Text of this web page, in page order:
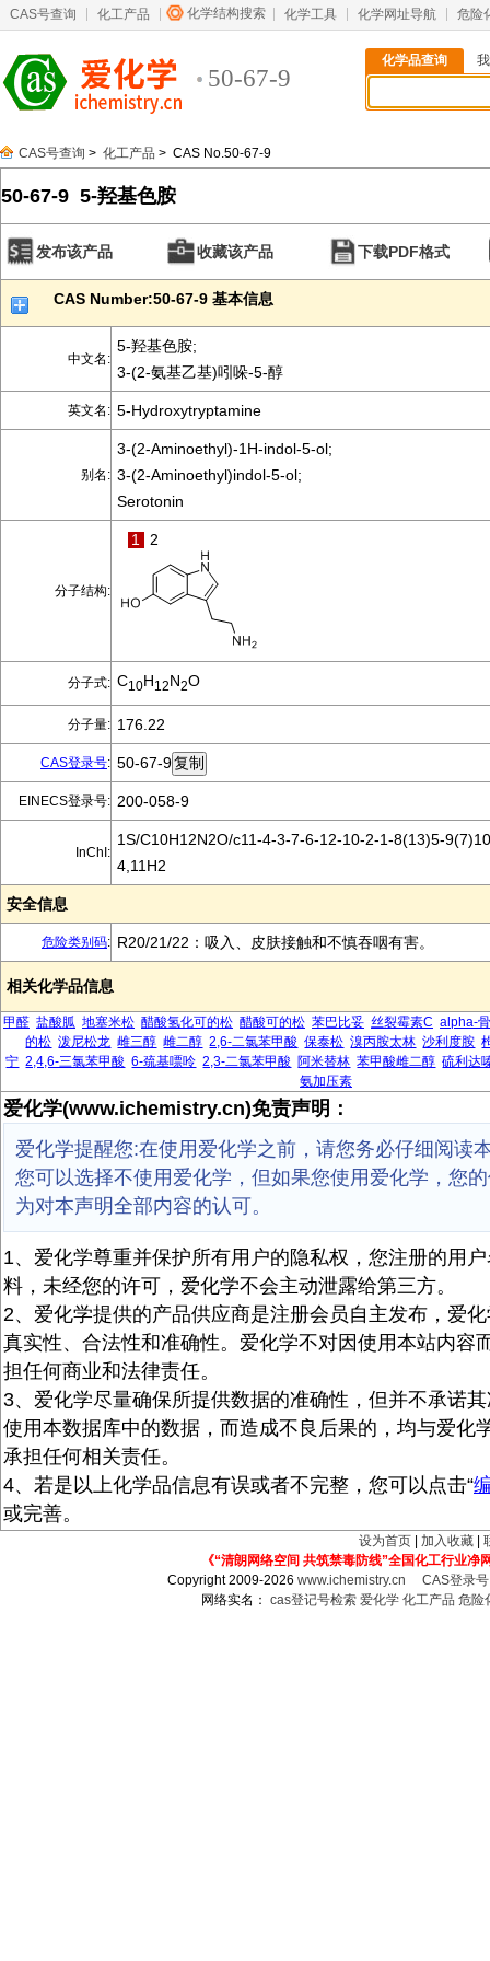
CAS号查询 化工产品 化学结构搜索 化学工具 化学网址导航 危险
50-67-9
化学品查询
CAS号查询 > 化工产品 > CAS No.50-67-9
50-67-9 5-羟基色胺
发布该产品 收藏该产品 下载PDF格式
CAS Number:50-67-9 基本信息
中文名:
5-羟基色胺;
3-(2-氨基乙基)吲哚-5-醇
英文名: 5-Hydroxytryptamine
别名:
3-(2-Aminoethyl)-1H-indol-5-ol;
3-(2-Aminoethyl)indol-5-ol;
Serotonin
分子结构:
1 2
分子式: C10H12N2O
分子量: 176.22
CAS登录号: 50-67-9
EINECS登录号: 200-058-9
InChI:
1S/C10H12N2O/c11-4-3-7-6-12-10-2-1-8(13)5-
4,11H2
安全信息
危险类别码: R20/21/22：吸入、皮肤接触和不慎吞咽有害。
相关化学品信息
甲醛 盐酸胍 地塞米松 醋酸氢化可的松 醋酸可的松 苯巴比妥 丝裂霉素C alpha-
的松 泼尼松龙 雌三醇 雌二醇 2,6-二氯苯甲酸 保泰松 溴丙胺太林 沙利度胺
宁 2,4,6-三氯苯甲酸 6-巯基嘌呤 2,3-二氯苯甲酸 阿米替林 苯甲酸雌二醇 硫利达
氨加压素
爱化学(www.ichemistry.cn)免责声明：
爱化学提醒您:在使用爱化学之前，请您务必仔细阅读
您可以选择不使用爱化学，但如果您使用爱化学，您
为对本声明全部内容的认可。
1、爱化学尊重并保护所有用户的隐私权，您注册的用
料，未经您的许可，爱化学不会主动泄露给第三方。
2、爱化学提供的产品供应商是注册会员自主发布，爱
真实性、合法性和准确性。爱化学不对因使用本站内容
担任何商业和法律责任。
3、爱化学尽量确保所提供数据的准确性，但并不承诺
使用本数据库中的数据，而造成不良后果的，均与爱化
承担任何相关责任。
4、若是以上化学品信息有误或者不完整，您可以点击“
或完善。
设为首页 加入收藏
《“清朗网络空间 共筑禁毒防线”全国化工行业净
Copyright 2009-2026www.ichemistry.cn
CAS登录
网络实名： cas登记号检索 爱化学 化工产品 危险